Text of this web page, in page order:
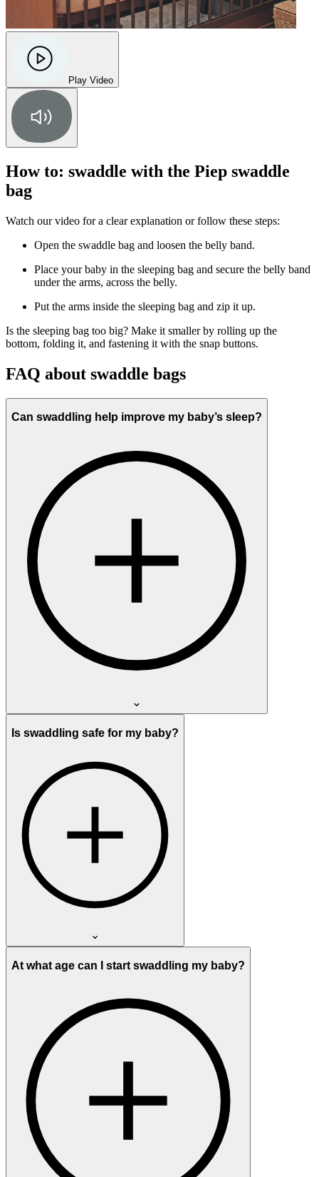
Play Video
How to: swaddle with the Piep swaddle
bag
Watch our video for a clear explanation or follow these steps:
Open the swaddle bag and loosen the belly band.
Place your baby in the sleeping bag and secure the belly band
under the arms, across the belly.
Put the arms inside the sleeping bag and zip it up.
Is the sleeping bag too big? Make it smaller by rolling up the
bottom, folding it, and fastening it with the snap buttons.
FAQ about swaddle bags
Can swaddling help improve my baby’s sleep?
Is swaddling safe for my baby?
At what age can I start swaddling my baby?